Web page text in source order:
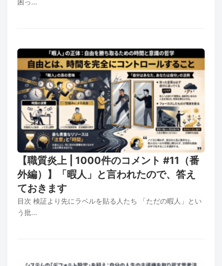
【職質炎上 | 1000件のコメント #11（番
外編）】「暇人」と言われたので、答え
ておきます
目次 検証より先にラベルを貼る人たち 「ただの暇人」とい
う批...